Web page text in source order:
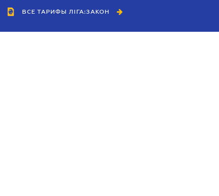
ВСЕ ТАРИФЫ ЛІГА:ЗАКОН